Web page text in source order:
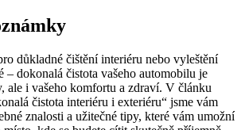
důkladné čištění interiéru nebo vyleštění
– dokonalá čistota vašeho automobilu je
ale i vašeho komfortu a zdraví. V článku
čistota interiéru i exteriéru“ jsme vám
znalosti a užitečné tipy, které vám umožní